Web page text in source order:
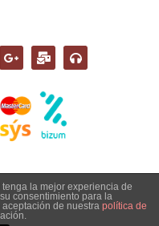
de los Ángeles -
-POLÍTICA PRIVACIDAD-
DEVOLUCIONES Y COMPRA
la mejor experiencia de
consentimiento para la
de nuestra política de